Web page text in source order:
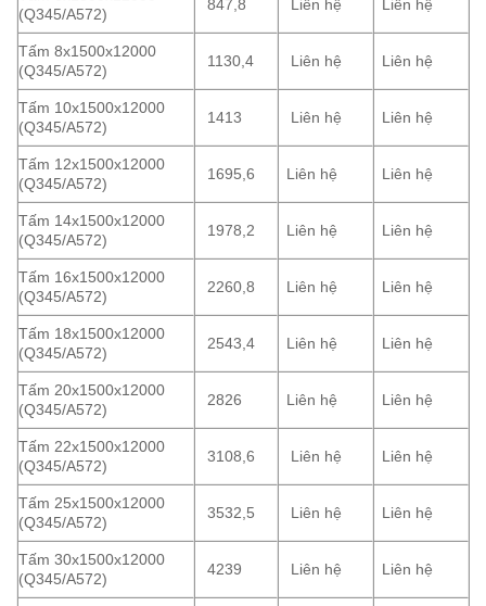
(Q345/A572)
847,8 Liên hệ Liên hệ
Tấm 8x1500x12000
(Q345/A572)
1130,4 Liên hệ Liên hệ
Tấm 10x1500x12000
(Q345/A572)
1413 Liên hệ Liên hệ
Tấm 12x1500x12000
(Q345/A572)
1695,6 Liên hệ Liên hệ
Tấm 14x1500x12000
(Q345/A572)
1978,2 Liên hệ Liên hệ
Tấm 16x1500x12000
(Q345/A572)
2260,8 Liên hệ Liên hệ
Tấm 18x1500x12000
(Q345/A572)
2543,4 Liên hệ Liên hệ
Tấm 20x1500x12000
(Q345/A572)
2826 Liên hệ Liên hệ
Tấm 22x1500x12000
(Q345/A572)
3108,6 Liên hệ Liên hệ
Tấm 25x1500x12000
(Q345/A572)
3532,5 Liên hệ Liên hệ
Tấm 30x1500x12000
(Q345/A572)
4239 Liên hệ Liên hệ